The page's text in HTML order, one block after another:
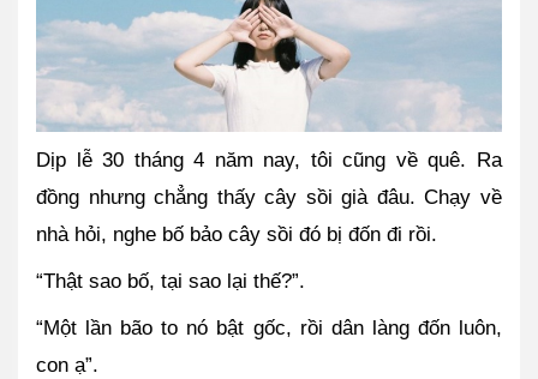
Dịp lễ 30 tháng 4 năm nay, tôi cũng về quê. Ra
đồng nhưng chẳng thấy cây sồi già đâu. Chạy về
nhà hỏi, nghe bố bảo cây sồi đó bị đốn đi rồi.
“Thật sao bố, tại sao lại thế?”.
“Một lần bão to nó bật gốc, rồi dân làng đốn luôn,
con ạ”.